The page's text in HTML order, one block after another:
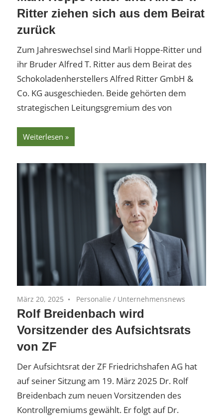
Ritter ziehen sich aus dem Beirat
zurück
Zum Jahreswechsel sind Marli Hoppe-Ritter und
ihr Bruder Alfred T. Ritter aus dem Beirat des
Schokoladenherstellers Alfred Ritter GmbH &
Co. KG ausgeschieden. Beide gehörten dem
strategischen Leitungsgremium des von
Weiterlesen
März 20, 2025 Personalie / Unternehmensnews
Rolf Breidenbach wird
Vorsitzender des Aufsichtsrats
von ZF
Der Aufsichtsrat der ZF Friedrichshafen AG hat
auf seiner Sitzung am 19. März 2025 Dr. Rolf
Breidenbach zum neuen Vorsitzenden des
Kontrollgremiums gewählt. Er folgt auf Dr.